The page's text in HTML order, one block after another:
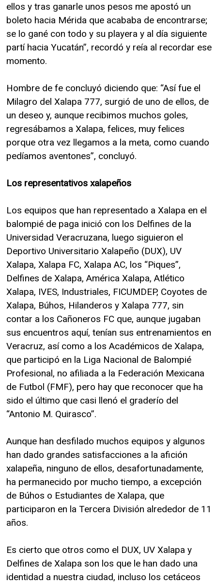
ellos y tras ganarle unos pesos me apostó un
boleto hacia Mérida que acababa de encontrarse;
se lo gané con todo y su playera y al día siguiente
partí hacia Yucatán”, recordó y reía al recordar ese
momento.
Hombre de fe concluyó diciendo que: “Así fue el
Milagro del Xalapa 777, surgió de uno de ellos, de
un deseo y, aunque recibimos muchos goles,
regresábamos a Xalapa, felices, muy felices
porque otra vez llegamos a la meta, como cuando
pedíamos aventones”, concluyó.
Los representativos xalapeños
Los equipos que han representado a Xalapa en el
balompié de paga inició con los Delfines de la
Universidad Veracruzana, luego siguieron el
Deportivo Universitario Xalapeño (DUX), UV
Xalapa, Xalapa FC, Xalapa AC, los “Piques”,
Delfines de Xalapa, América Xalapa, Atlético
Xalapa, IVES, Industriales, FICUMDEP, Coyotes de
Xalapa, Búhos, Hilanderos y Xalapa 777, sin
contar a los Cañoneros FC que, aunque jugaban
sus encuentros aquí, tenían sus entrenamientos en
Veracruz, así como a los Académicos de Xalapa,
que participó en la Liga Nacional de Balompié
Profesional, no afiliada a la Federación Mexicana
de Futbol (FMF), pero hay que reconocer que ha
sido el último que casi llenó el graderío del
“Antonio M. Quirasco”.
Aunque han desfilado muchos equipos y algunos
han dado grandes satisfacciones a la afición
xalapeña, ninguno de ellos, desafortunadamente,
ha permanecido por mucho tiempo, a excepción
de Búhos o Estudiantes de Xalapa, que
participaron en la Tercera División alrededor de 11
años.
Es cierto que otros como el DUX, UV Xalapa y
Delfines de Xalapa son los que le han dado una
identidad a nuestra ciudad, incluso los cetáceos